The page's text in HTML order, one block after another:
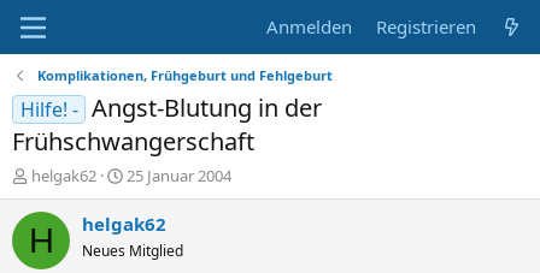
Anmelden Registrieren
Komplikationen, Frühgeburt und Fehlgeburt
Hilfe! - Angst-Blutung in der
Frühschwangerschaft
E
r
s
t
helgak62
E
r
s
e
25 Januar 2004
H helgak62
Neues Mitglied